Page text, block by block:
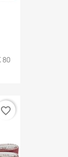
80
favorite_border